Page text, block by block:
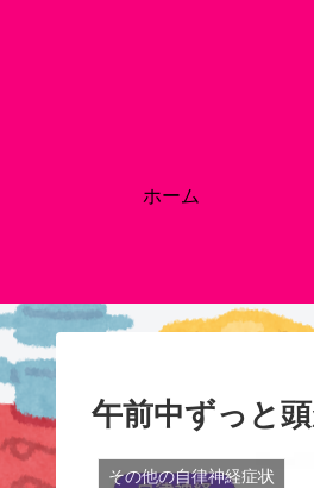
ホーム
午前中ずっと
その他の自律神経症状